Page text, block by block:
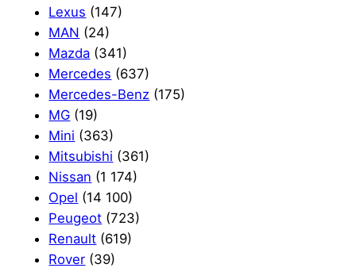
Lexus (147)
MAN (24)
Mazda (341)
Mercedes (637)
Mercedes-Benz (175)
MG (19)
Mini (363)
Mitsubishi (361)
Nissan (1 174)
Opel (14 100)
Peugeot (723)
Renault (619)
Rover (39)